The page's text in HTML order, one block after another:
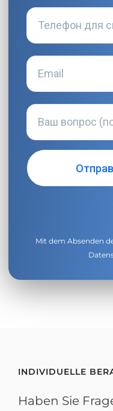
Mit dem Absenden
INDIVIDUELLE
Haben Sie